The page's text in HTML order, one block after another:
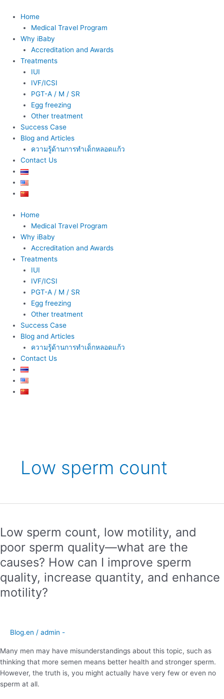
content
Home
Medical Travel Program
Why iBaby
Accreditation and Awards
Treatments
IUI
IVF/ICSI
PGT-A / M / SR
Egg freezing
Other treatment
Success Case
Blog and Articles
ความรู้ด้านการทำเด็กหลอดแก้ว
Contact Us
Home
Medical Travel Program
Why iBaby
Accreditation and Awards
Treatments
IUI
IVF/ICSI
PGT-A / M / SR
Egg freezing
Other treatment
Success Case
Blog and Articles
ความรู้ด้านการทำเด็กหลอดแก้ว
Contact Us
Low sperm count
Low sperm count, low motility, and
poor sperm quality—what are the
causes? How can I improve sperm
quality, increase quantity, and enhance
motility?
Blog.en / admin -
Many men may have misunderstandings about this topic, such as
thinking that more semen means better health and stronger sperm.
However, the truth is, you might actually have very few or even no
sperm at all.
count,
motility,
and
poor
sperm
quality
causes?
How
can
I